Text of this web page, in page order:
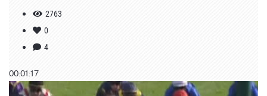
2763
0
4
00:01:17